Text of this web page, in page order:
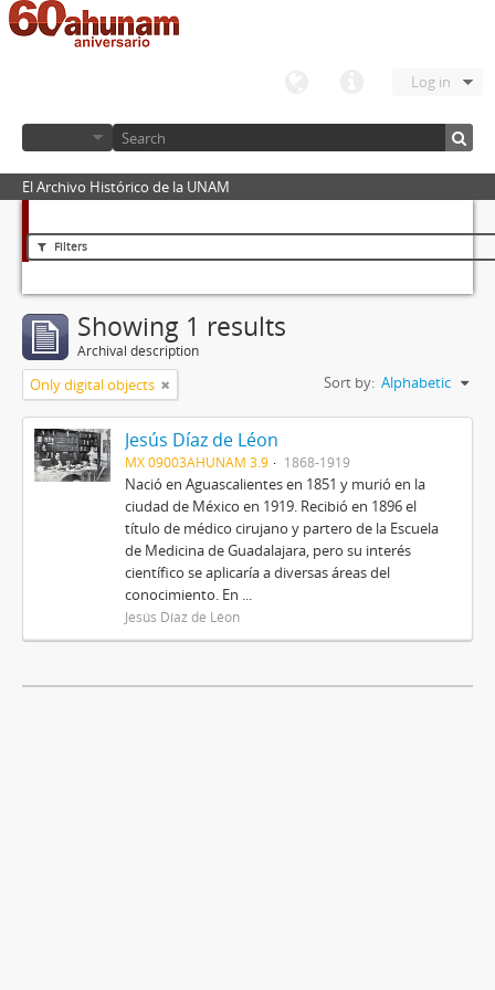
Log in
El Archivo Histórico de la UNAM
Filters
Showing 1 results
Archival description
Only digital objects Sort by: Alphabetic
Jesús Díaz de Léon
MX 09003AHUNAM 3.9 1868-1919
Nació en Aguascalientes en 1851 y murió en la
ciudad de México en 1919. Recibió en 1896 el
título de médico cirujano y partero de la Escuela
de Medicina de Guadalajara, pero su interés
científico se aplicaría a diversas áreas del
conocimiento. En ...
Jesús Díaz de Léon